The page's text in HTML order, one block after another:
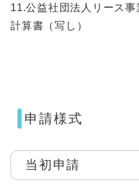
11.公益社団法人リース
計算書（写し）
申請様式
当初申請